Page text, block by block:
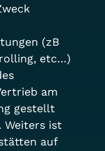
(zB
etc…)
am
gestellt
Weiters ist
auf